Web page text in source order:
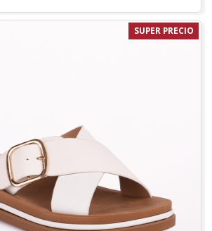
SUPER PRECIO